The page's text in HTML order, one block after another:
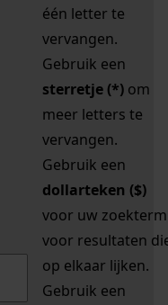
één letter te
vervangen.
Gebruik een
sterretje (*) om
meer letters te
vervangen.
Gebruik een
dollarteken ($)
voor uw zoekterm
voor resultaten
op elkaar lijken.
Gebruik een